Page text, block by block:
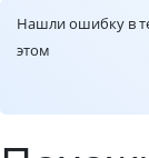
Нашли ошибку в
этом